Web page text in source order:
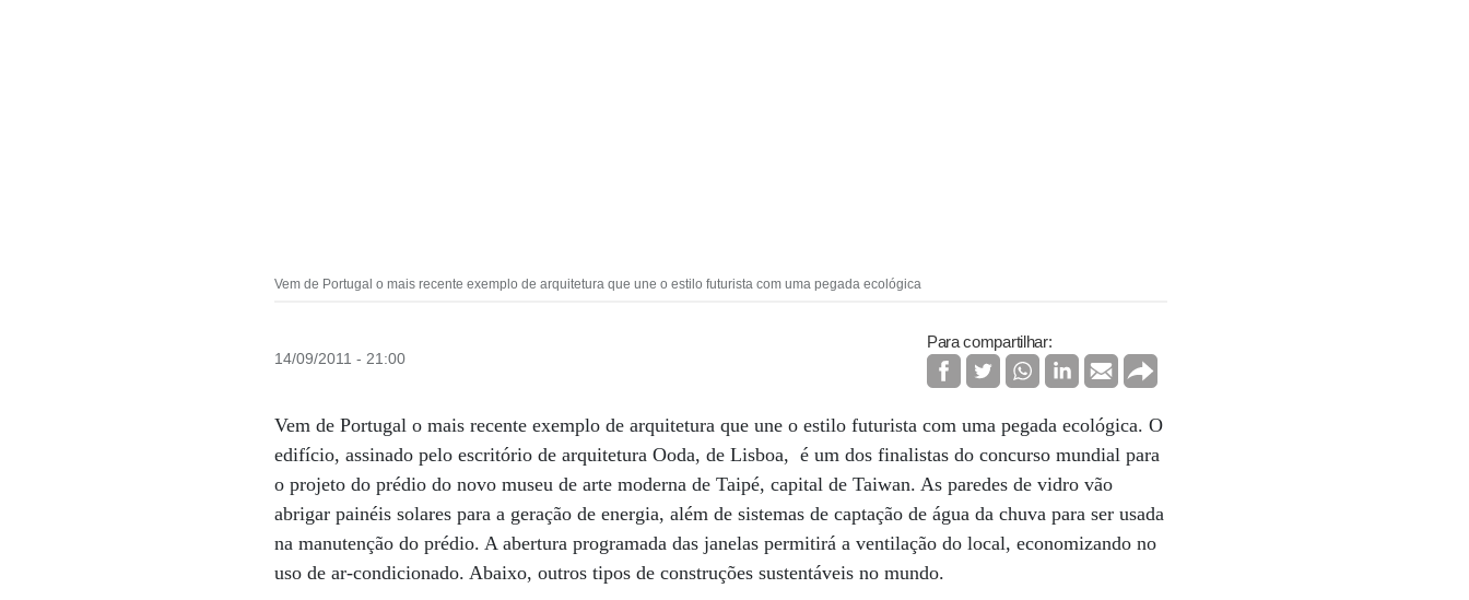
Vem de Portugal o mais recente exemplo de arquitetura que une o estilo futurista com uma pegada ecológica
14/09/2011 - 21:00
Para compartilhar:
Vem de Portugal o mais recente exemplo de arquitetura que une o estilo futurista com uma pegada ecológica. O
edifício, assinado pelo escritório de arquitetura Ooda, de Lisboa, é um dos finalistas do concurso mundial para
o projeto do prédio do novo museu de arte moderna de Taipé, capital de Taiwan. As paredes de vidro vão
abrigar painéis solares para a geração de energia, além de sistemas de captação de água da chuva para ser usada
na manutenção do prédio. A abertura programada das janelas permitirá a ventilação do local, economizando no
uso de ar-condicionado. Abaixo, outros tipos de construções sustentáveis no mundo.